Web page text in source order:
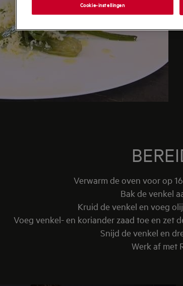
Verwarm de oven voor op
Bak de venkel
Kruid de venkel en voeg
Voeg venkel- en koriander zaad toe en zet
Snijd de venkel en
Werk af met
Cookie-instellingen